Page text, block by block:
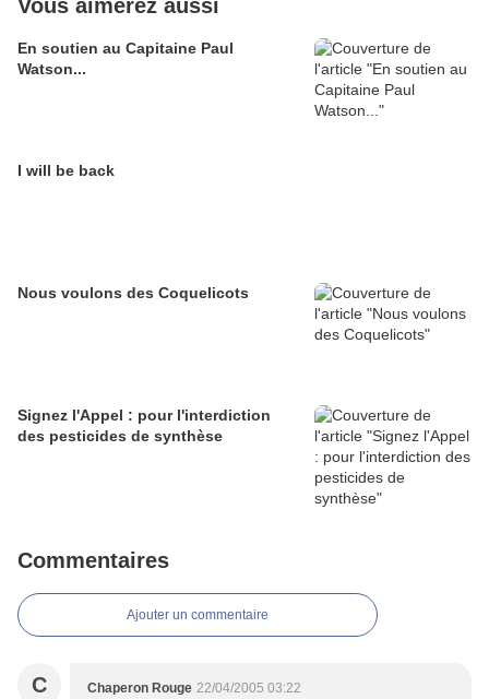
Vous aimerez aussi
En soutien au Capitaine Paul
Watson...
I will be back
Nous voulons des Coquelicots
Signez l'Appel : pour l'interdiction
des pesticides de synthèse
Commentaires
Ajouter un commentaire
C Chaperon Rouge 22/04/2005 03:22